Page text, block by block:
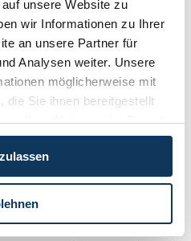
unsere Website zu
wir Informationen zu Ihrer
an unsere Partner für
Analysen weiter. Unsere
möglicherweise mit
die Sie ihnen bereitgestellt
Ihrer Nutzung der Dienste
und belastet die im allgemeinen
Almflächen nicht unbillig.
Mitverschuldens der
der Rechtsprechung des
ging mit ihrem Hund an der
von 1 bis 2 m (zu der am
Hund führte sie mit einer Leine,
und mit einem Karabiner so fixiert
Angriffs nicht mehr möglich war,
hätte sie schon grundsätzlich über